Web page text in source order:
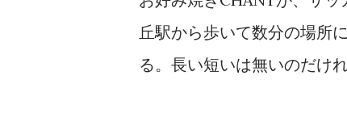
丘駅から歩いて数分の場所
る。長い短いは無いのだけ